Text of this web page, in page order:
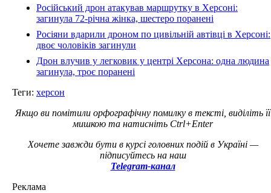
Російський дрон атакував маршрутку в Херсоні:
загинула 72-річна жінка, шестеро поранені
Росіяни вдарили дроном по цивільній автівці в Херсоні:
двоє чоловіків загинули
Дрон влучив у легковик у центрі Херсона: одна людина
загинула, троє поранені
Теги: херсон
Якщо ви помітили орфографічну помилку в тексті, виділіть її
мишкою та натисніть Ctrl+Enter
Хочете завжди бути в курсі головних подій в Україні —
підписуйтесь на наш
Telegram-канал
Реклама